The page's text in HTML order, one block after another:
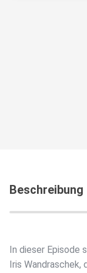
Beschreibung
In dieser Episode
Iris Wandraschek,